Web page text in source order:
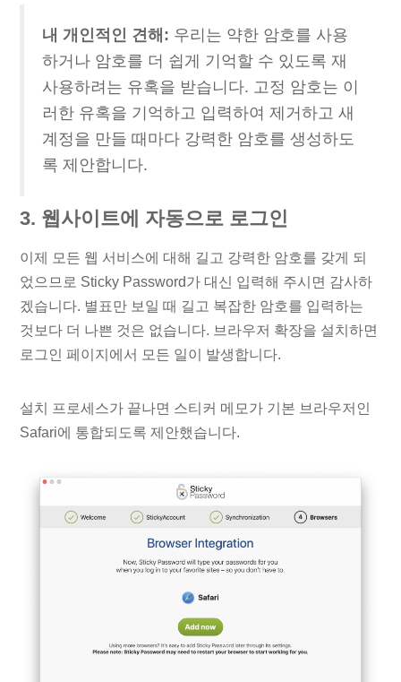
내 개인적인 견해: 우리는 약한 암호를 사용
하거나 암호를 더 쉽게 기억할 수 있도록 재
사용하려는 유혹을 받습니다. 고정 암호는 이
러한 유혹을 기억하고 입력하여 제거하고 새
계정을 만들 때마다 강력한 암호를 생성하도
록 제안합니다.
3. 웹사이트에 자동으로 로그인
이제 모든 웹 서비스에 대해 길고 강력한 암호를 갖게 되
었으므로 Sticky Password가 대신 입력해 주시면 감사하
겠습니다. 별표만 보일 때 길고 복잡한 암호를 입력하는
것보다 더 나쁜 것은 없습니다. 브라우저 확장을 설치하면
로그인 페이지에서 모든 일이 발생합니다.
설치 프로세스가 끝나면 스티커 메모가 기본 브라우저인
Safari에 통합되도록 제안했습니다.